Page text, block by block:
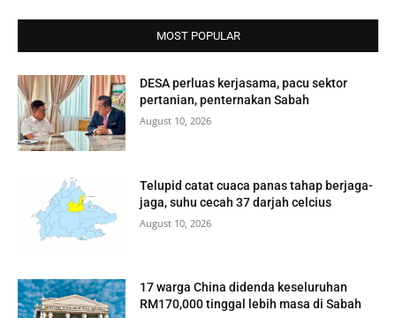
MOST POPULAR
DESA perluas kerjasama, pacu sektor
pertanian, penternakan Sabah
August 10, 2026
Telupid catat cuaca panas tahap berjaga-
jaga, suhu cecah 37 darjah celcius
August 10, 2026
17 warga China didenda keseluruhan
RM170,000 tinggal lebih masa di Sabah